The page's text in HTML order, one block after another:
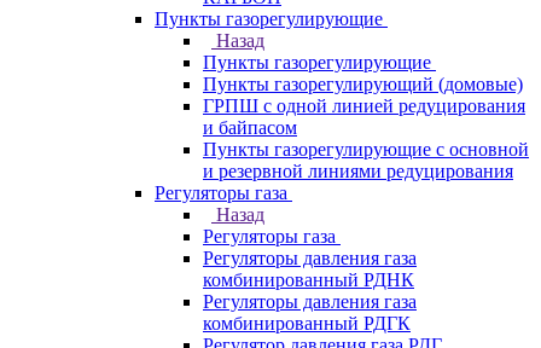
Пункты газорегулирующие
Назад
Пункты газорегулирующие
Пункты газорегулирующий (домовые)
ГРПШ с одной линией редуцирования
и байпасом
Пункты газорегулирующие с основной
и резервной линиями редуцирования
Регуляторы газа
Назад
Регуляторы газа
Регуляторы давления газа
комбинированный РДНК
Регуляторы давления газа
комбинированный РДГК